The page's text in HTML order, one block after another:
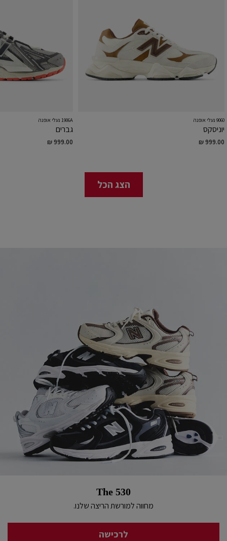
The 530
מחווה למורשת הריצה שלנו.
לרכישה
9060 נעלי אופנה
יוניסקס
₪ 999.00
1906A נעלי אופנה
גברים
₪ 999.00
הצג הכל